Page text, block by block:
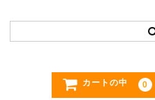
カートの中 0